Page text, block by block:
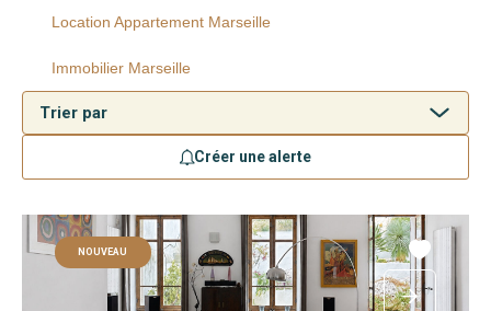
Location Appartement Marseille
Immobilier Marseille
Créer une alerte
NOUVEAU